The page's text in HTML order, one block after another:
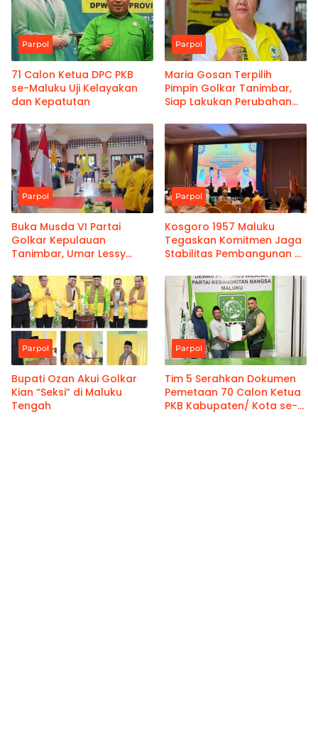
Parpol
71 Calon Ketua DPC PKB
se-Maluku Uji Kelayakan
dan Kepatutan
Parpol
Maria Gosan Terpilih
Pimpin Golkar Tanimbar,
Siap Lakukan Perubahan
Parpol
Buka Musda VI Partai
Golkar Kepulauan
Tanimbar, Umar Lessy
Parpol
Kosgoro 1957 Maluku
Tegaskan Komitmen Jaga
Stabilitas Pembangunan di
Global
Parpol
Bupati Ozan Akui Golkar
Kian “Seksi” di Maluku
Tengah
Parpol
Tim 5 Serahkan Dokumen
Pemetaan 70 Calon Ketua
PKB Kabupaten/ Kota se-